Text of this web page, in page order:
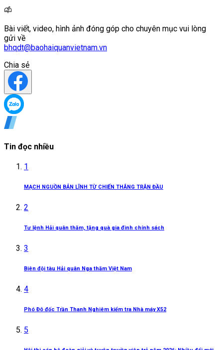
Bài viết, video, hình ảnh đóng góp cho chuyên mục vui lòng
gửi về
bhqdt@baohaiquanvietnam.vn
Chia sẻ
Tin đọc nhiều
1
MẠCH NGUỒN BẢN LĨNH TỪ CHIẾN THẮNG TRẬN ĐẦU
2
Tư lệnh Hải quân thăm, tặng quà gia đình chính sách
3
Biên đội tàu Hải quân Nga thăm Việt Nam
4
Phó Đô đốc Trần Thanh Nghiêm kiểm tra Nhà máy X52
5